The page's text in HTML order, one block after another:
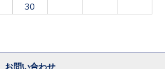
30
お問い合わせ